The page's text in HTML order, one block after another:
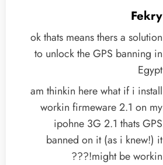
Fekry
ok thats means thers a solution
to unlock the GPS banning in
Egypt
am thinkin here what if i install
workin firmeware 2.1 on my
ipohne 3G 2.1 thats GPS
banned on it (as i knew!) it
might be workin!???